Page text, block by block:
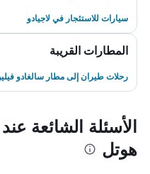
سيارات للاستئجار في لاجيادو
المطارات القريبة
رحلات طيران إلى مطار سالغادو
الأسئلة الشائعة
هوتل